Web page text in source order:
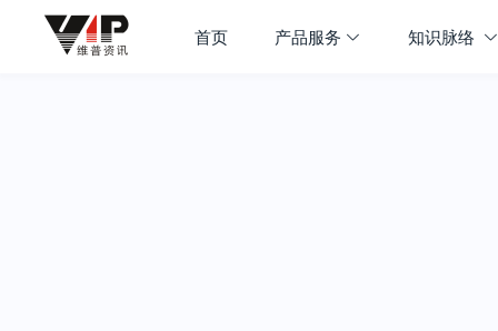
首页 产品服务 知识脉络